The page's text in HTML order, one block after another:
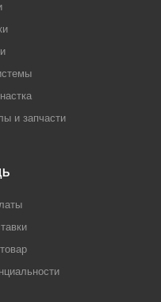
и запчасти